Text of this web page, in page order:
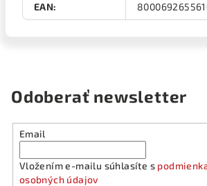
EAN:
Odoberať newsletter
Email
Vložením e-mailu súhlasíte s
osobných údajov